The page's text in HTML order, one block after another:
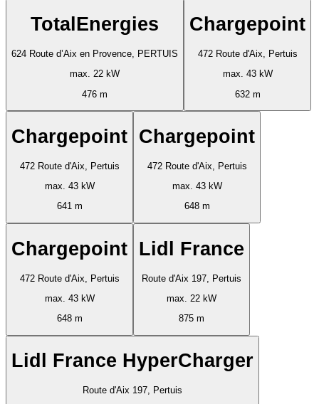
TotalEnergies
624 Route d’Aix en Provence, PERTUIS
max. 22 kW
476 m
Chargepoint
472 Route d'Aix, Pertuis
max. 43 kW
632 m
Chargepoint
472 Route d'Aix, Pertuis
max. 43 kW
641 m
Chargepoint
472 Route d'Aix, Pertuis
max. 43 kW
648 m
Chargepoint
472 Route d'Aix, Pertuis
max. 43 kW
648 m
Lidl France
Route d'Aix 197, Pertuis
max. 22 kW
875 m
Lidl France HyperCharger
Route d'Aix 197, Pertuis